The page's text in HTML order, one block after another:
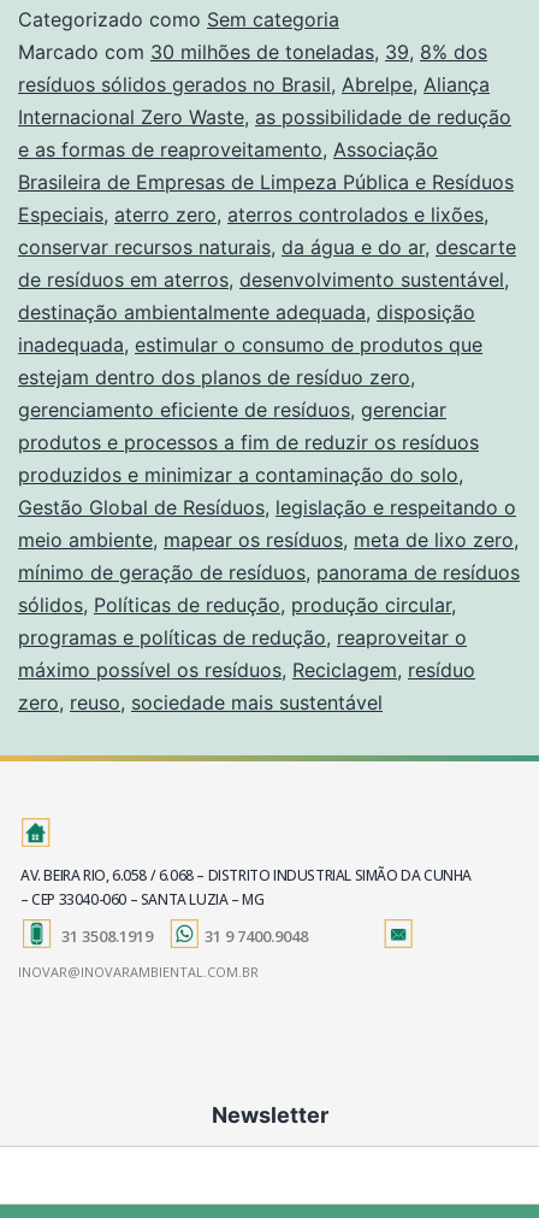
Categorizado como Sem categoria
Marcado com 30 milhões de toneladas, 39, 8% dos
resíduos sólidos gerados no Brasil, Abrelpe, Aliança
Internacional Zero Waste, as possibilidade de redução
e as formas de reaproveitamento, Associação
Brasileira de Empresas de Limpeza Pública e Resíduos
Especiais, aterro zero, aterros controlados e lixões,
conservar recursos naturais, da água e do ar, descarte
de resíduos em aterros, desenvolvimento sustentável,
destinação ambientalmente adequada, disposição
inadequada, estimular o consumo de produtos que
estejam dentro dos planos de resíduo zero,
gerenciamento eficiente de resíduos, gerenciar
produtos e processos a fim de reduzir os resíduos
produzidos e minimizar a contaminação do solo,
Gestão Global de Resíduos, legislação e respeitando o
meio ambiente, mapear os resíduos, meta de lixo zero,
mínimo de geração de resíduos, panorama de resíduos
sólidos, Políticas de redução, produção circular,
programas e políticas de redução, reaproveitar o
máximo possível os resíduos, Reciclagem, resíduo
zero, reuso, sociedade mais sustentável
AV. BEIRA RIO, 6.058 / 6.068 – DISTRITO INDUSTRIAL SIMÃO DA CUNHA
– CEP 33040-060 – SANTA LUZIA – MG
31 3508.1919 31 9 7400.9048
INOVAR@INOVARAMBIENTAL.COM.BR
Newsletter